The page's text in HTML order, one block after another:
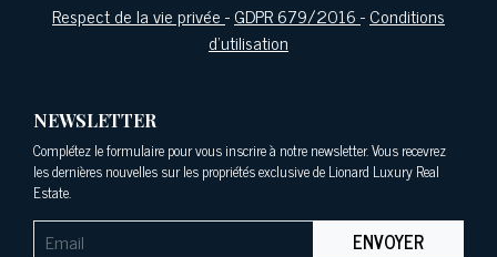
Respect de la vie privée-GDPR 679/2016-Conditions
d'utilisation
NEWSLETTER
Complétez le formulaire pour vous inscrire à notre newsletter. Vous recevrez
les dernières nouvelles sur les propriétés exclusive de Lionard Luxury Real
Estate.
ENVOYER